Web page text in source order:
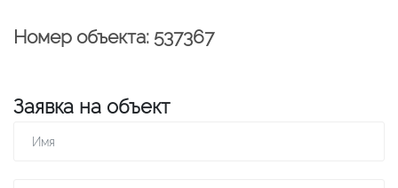
Номер объекта: 537367
Заявка на объект